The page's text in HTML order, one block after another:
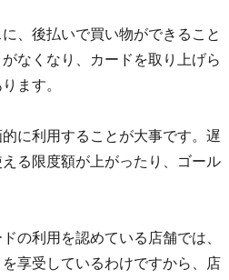
、後払いで買い物ができること
なくなり、カードを取り上げら
ます。
に利用することが大事です。遅
る限度額が上がったり、ゴール
の利用を認めている店舗では、
享受しているわけですから、店